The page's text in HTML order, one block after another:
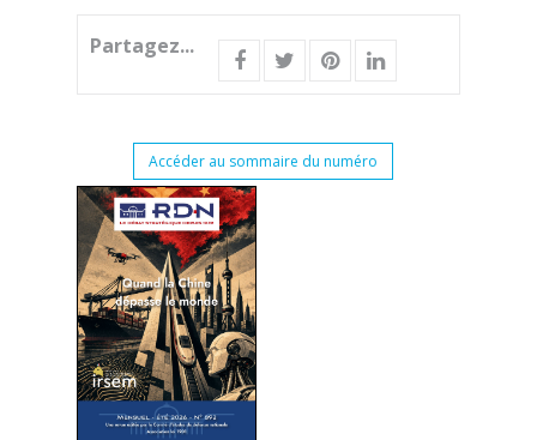
Partagez...
Accéder au sommaire du numéro